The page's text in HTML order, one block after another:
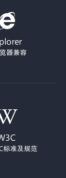
器兼容
标准及规范